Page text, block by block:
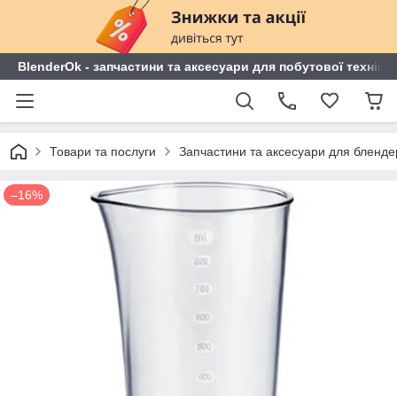
BlenderOk - запчастини та аксесуари для побутової техніки
Товари та послуги Запчастини та аксесуари для
–16%